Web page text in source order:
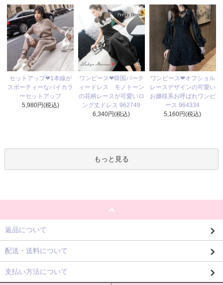
セットアップ❤1本線が
スポーティーなバイカラ
ーセットアップ
5,980円(税込)
ワンピース❤韓国パーテ
ィードレス モノトーン
の花柄レースが可愛いロ
ング丈ドレス 962749
6,340円(税込)
ワンピース❤オフショル
レースデザインの可愛い
お嬢様系お呼ばれワンピ
ース 964334
5,160円(税込)
もっと見る
返品について
配送・送料について
支払い方法について